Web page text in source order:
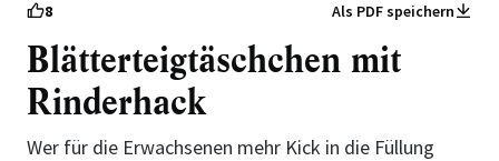
8 Als PDF speichern
Blätterteigtäschchen mit
Rinderhack
Wer für die Erwachsenen mehr Kick in die Füllung